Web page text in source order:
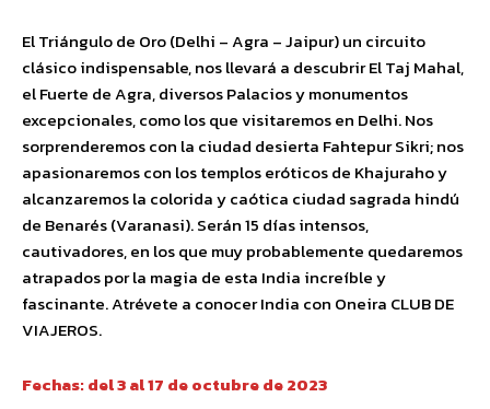
El Triángulo de Oro (Delhi – Agra – Jaipur) un circuito
clásico indispensable, nos llevará a descubrir El Taj Mahal,
el Fuerte de Agra, diversos Palacios y monumentos
excepcionales, como los que visitaremos en Delhi. Nos
sorprenderemos con la ciudad desierta Fahtepur Sikri; nos
apasionaremos con los templos eróticos de Khajuraho y
alcanzaremos la colorida y caótica ciudad sagrada hindú
de Benarés (Varanasi). Serán 15 días intensos,
cautivadores, en los que muy probablemente quedaremos
atrapados por la magia de esta India increíble y
fascinante. Atrévete a conocer India con Oneira CLUB DE
VIAJEROS.
Fechas: del 3 al 17 de octubre de 2023